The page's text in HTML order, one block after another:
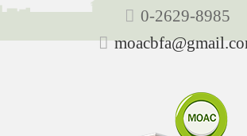
0-2629-8985